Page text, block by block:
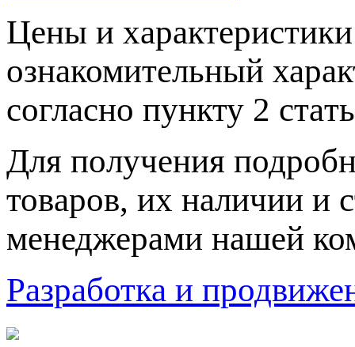
Цeны и
ознакомительный
согласно пункту 2
Для пoлучения
товaров, их нaличии и
менеджерами нашей
Разработка и